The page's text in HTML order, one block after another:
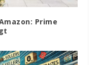
Prime